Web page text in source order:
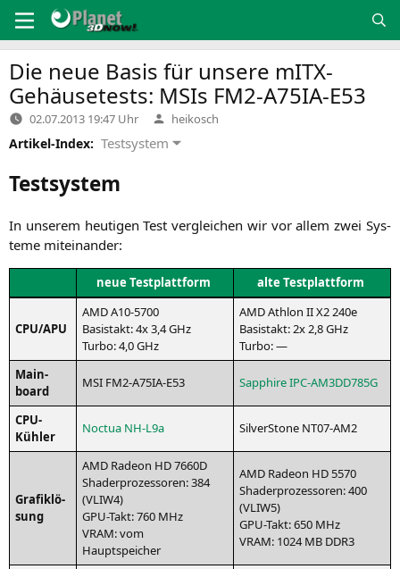
Inhalt
springen
Die neue Basis für unsere mITX-
Gehäusetests: MSIs FM2-A75IA-E53
02.07.2013 19:47 Uhr Verfasst
von
heikosch
Artikel-Index: Testsystem
Testsystem
In unse­rem heu­ti­gen Test ver­glei­chen wir vor allem zwei Sys­
te­me miteinander:
neue Test­platt­form alte Test­platt­form
CPU/APU
AMDA10-5700
Basistakt: 4x 3,4 GHz
Tur­bo: 4,0 GHz
AMDAth­lon IIX2240e
Basistakt: 2x 2,8 GHz
Turbo: —
Main­
board
MSI FM2-A75IA-E53 Sap­phi­reIPC-AM3DD785G
CPU-
Küh­ler
Noc­tua NH-L9a Sil­ver­Stone NT07-AM2
Gra­fik­lö­
sung
AMD Rade­on HD7660D
Shader­pro­zes­so­ren: 384
(VLIW4)
GPU-Takt: 760 MHz
VRAM: vom
Hauptspeicher
AMD Rade­on HD 5570
Shader­pro­zes­so­ren: 400
(VLIW5)
GPU-Takt: 650 MHz
VRAM: 1024MB DDR3